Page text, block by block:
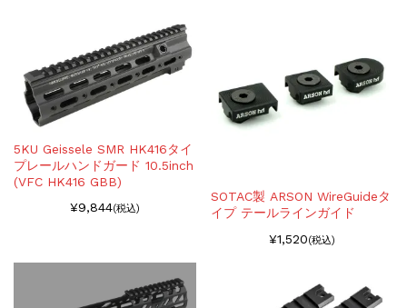
5KU Geissele SMR HK416タイ
プレールハンドガード 10.5inch
(VFC HK416 GBB)
¥9,844(税込)
SOTAC製 ARSON WireGuideタ
イプ テールラインガイド
¥1,520(税込)